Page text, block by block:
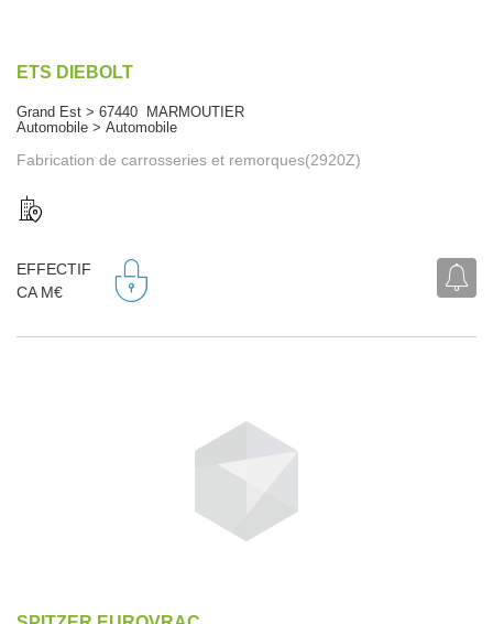
ETS DIEBOLT
Grand Est > 67440 MARMOUTIER
Automobile > Automobile
Fabrication de carrosseries et remorques(2920Z)
EFFECTIF
CA M€